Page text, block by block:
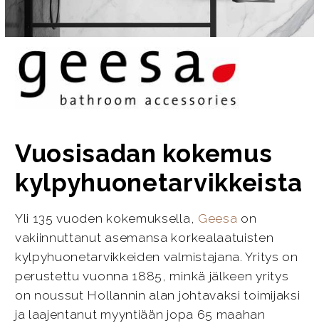
Vuosisadan kokemus
kylpyhuonetarvikkeista
Yli 135 vuoden kokemuksella, Geesa on
vakiinnuttanut asemansa korkealaatuisten
kylpyhuonetarvikkeiden valmistajana. Yritys on
perustettu vuonna 1885, minkä jälkeen yritys
on noussut Hollannin alan johtavaksi toimijaksi
ja laajentanut myyntiään jopa 65 maahan